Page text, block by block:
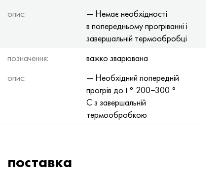
опис:
— Немає необхідності
в попередньому прогріванні і
завершальній термообробці
позначення:
важко зварювана
опис:
— Необхідний попередній
прогрів до t ° 200−300 °
С з завершальній
термообробкою
поставка